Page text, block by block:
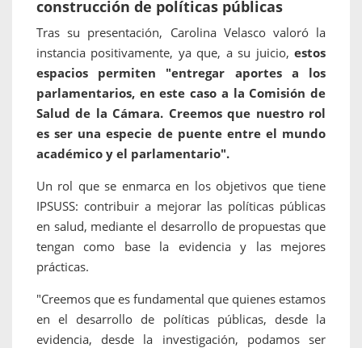
construcción de políticas públicas
Tras su presentación, Carolina Velasco valoró la
instancia positivamente, ya que, a su juicio, estos
espacios permiten "entregar aportes a los
parlamentarios, en este caso a la Comisión de
Salud de la Cámara. Creemos que nuestro rol
es ser una especie de puente entre el mundo
académico y el parlamentario".
Un rol que se enmarca en los objetivos que tiene
IPSUSS: contribuir a mejorar las políticas públicas
en salud, mediante el desarrollo de propuestas que
tengan como base la evidencia y las mejores
prácticas.
"Creemos que es fundamental que quienes estamos
en el desarrollo de políticas públicas, desde la
evidencia, desde la investigación, podamos ser